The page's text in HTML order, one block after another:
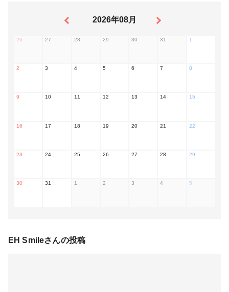
2026年08月
26 27 28 29 30 31 1
2 3 4 5 6 7 8
9 10 11 12 13 14 15
16 17 18 19 20 21 22
23 24 25 26 27 28 29
30 31 1 2 3 4 5
EH Smileさんの投稿